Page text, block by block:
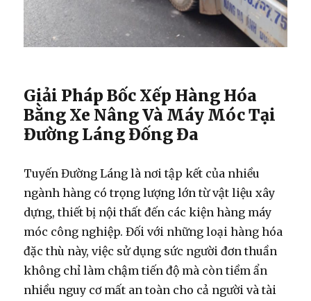
Giải Pháp Bốc Xếp Hàng Hóa
Bằng Xe Nâng Và Máy Móc Tại
Đường Láng Đống Đa
Tuyến Đường Láng là nơi tập kết của nhiều
ngành hàng có trọng lượng lớn từ vật liệu xây
dựng, thiết bị nội thất đến các kiện hàng máy
móc công nghiệp. Đối với những loại hàng hóa
đặc thù này, việc sử dụng sức người đơn thuần
không chỉ làm chậm tiến độ mà còn tiềm ẩn
nhiều nguy cơ mất an toàn cho cả người và tài